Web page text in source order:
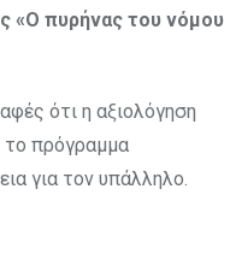
«Ο πυρήνας του νόμου
ότι η αξιολόγηση
το πρόγραμμα
για τον υπάλληλο.